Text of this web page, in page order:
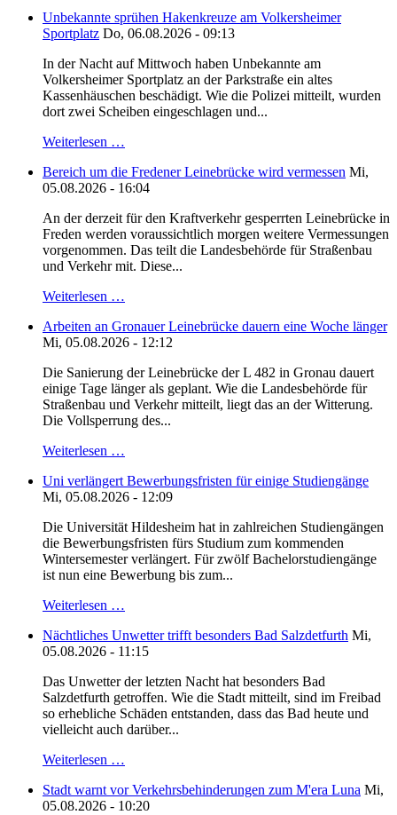
Unbekannte sprühen Hakenkreuze am Volkersheimer
Sportplatz Do, 06.08.2026 - 09:13
In der Nacht auf Mittwoch haben Unbekannte am
Volkersheimer Sportplatz an der Parkstraße ein altes
Kassenhäuschen beschädigt. Wie die Polizei mitteilt, wurden
dort zwei Scheiben eingeschlagen und...
Weiterlesen …
Bereich um die Fredener Leinebrücke wird vermessen Mi,
05.08.2026 - 16:04
An der derzeit für den Kraftverkehr gesperrten Leinebrücke in
Freden werden voraussichtlich morgen weitere Vermessungen
vorgenommen. Das teilt die Landesbehörde für Straßenbau
und Verkehr mit. Diese...
Weiterlesen …
Arbeiten an Gronauer Leinebrücke dauern eine Woche länger
Mi, 05.08.2026 - 12:12
Die Sanierung der Leinebrücke der L 482 in Gronau dauert
einige Tage länger als geplant. Wie die Landesbehörde für
Straßenbau und Verkehr mitteilt, liegt das an der Witterung.
Die Vollsperrung des...
Weiterlesen …
Uni verlängert Bewerbungsfristen für einige Studiengänge
Mi, 05.08.2026 - 12:09
Die Universität Hildesheim hat in zahlreichen Studiengängen
die Bewerbungsfristen fürs Studium zum kommenden
Wintersemester verlängert. Für zwölf Bachelorstudiengänge
ist nun eine Bewerbung bis zum...
Weiterlesen …
Nächtliches Unwetter trifft besonders Bad Salzdetfurth Mi,
05.08.2026 - 11:15
Das Unwetter der letzten Nacht hat besonders Bad
Salzdetfurth getroffen. Wie die Stadt mitteilt, sind im Freibad
so erhebliche Schäden entstanden, dass das Bad heute und
vielleicht auch darüber...
Weiterlesen …
Stadt warnt vor Verkehrsbehinderungen zum M'era Luna Mi,
05.08.2026 - 10:20